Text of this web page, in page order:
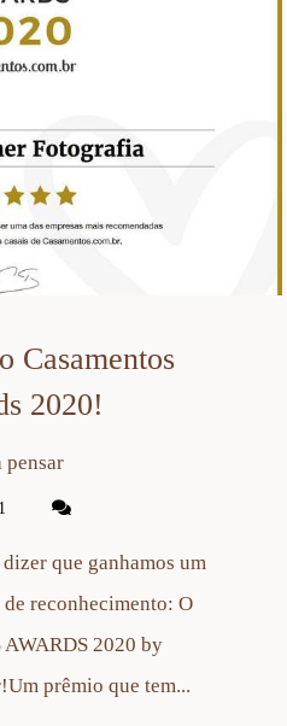
Casamentos
2020!
pensar
que ganhamos um
reconhecimento: O
2020 by
prêmio que tem...